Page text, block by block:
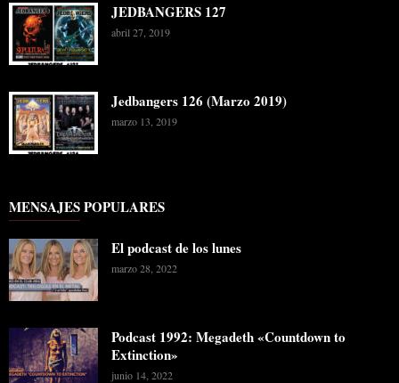
JEDBANGERS 127
abril 27, 2019
Jedbangers 126 (Marzo 2019)
marzo 13, 2019
MENSAJES POPULARES
El podcast de los lunes
marzo 28, 2022
Podcast 1992: Megadeth «Countdown to
Extinction»
junio 14, 2022